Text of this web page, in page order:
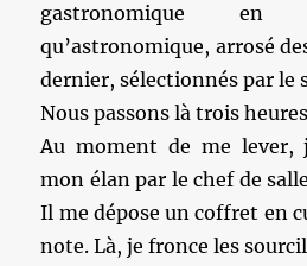
gastronomique en
qu’astronomique, arrosé
dernier, sélectionnés par le
Nous passons là trois
Au moment de me lever,
mon élan par le chef de
Il me dépose un coffret en
note. Là, je fronce les